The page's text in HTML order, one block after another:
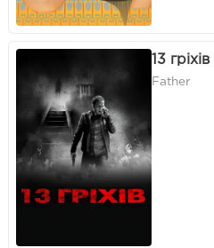
13 гріхів
Father